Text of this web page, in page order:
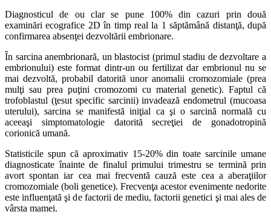
Diagnosticul de ou clar se pune 100% din cazuri prin două
examinări ecografice 2D în timp real la 1 săptămână distanţă, după
confirmarea absenţei dezvoltării embrionare.
În sarcina anembrionară, un blastocist (primul stadiu de dezvoltare a
embrionului) este format dintr-un ou fertilizat dar embrionul nu se
mai dezvoltă, probabil datorită unor anomalii cromozomiale (prea
mulţi sau prea puţini cromozomi cu material genetic). Faptul că
trofoblastul (ţesut specific sarcinii) invadează endometrul (mucoasa
uterului), sarcina se manifestă iniţial ca şi o sarcină normală cu
aceeaşi simptomatologie datorită secreţiei de gonadotropină
corionică umană.
Statisticile spun că aproximativ 15-20% din toate sarcinile umane
diagnosticate înainte de finalul primului trimestru se termină prin
avort spontan iar cea mai frecventă cauză este cea a aberaţiilor
cromozomiale (boli genetice). Frecvenţa acestor evenimente nedorite
este influenţată şi de factorii de mediu, factorii genetici şi mai ales de
vârsta mamei.